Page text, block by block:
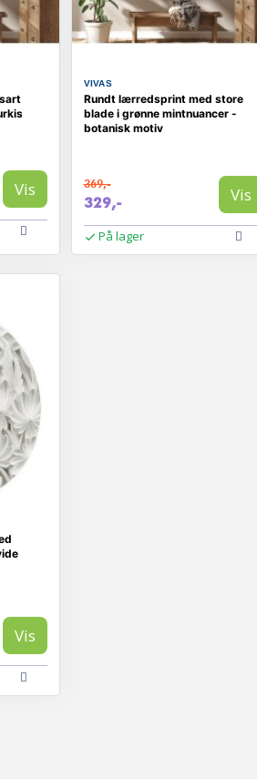
Vis
VIVAS
Rundt lærredsprint med store
blade i grønne mintnuancer -
botanisk motiv
369,-
329,- Vis
På lager
Vis